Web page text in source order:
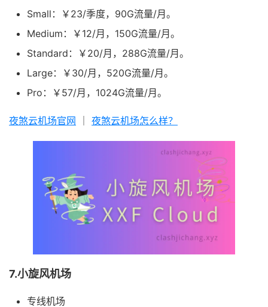
Small：￥23/季度，90G流量/月。
Medium：￥12/月，150G流量/月。
Standard：￥20/月，288G流量/月。
Large：￥30/月，520G流量/月。
Pro：￥57/月，1024G流量/月。
夜煞云机场官网 夜煞云机场怎么样？
7.小旋风机场
专线机场